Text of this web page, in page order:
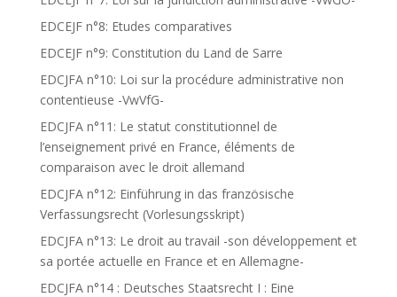
EDCEJF n°8: Etudes comparatives
EDCEJF n°9: Constitution du Land de Sarre
EDCJFA n°10: Loi sur la procédure administrative non
contentieuse -VwVfG-
EDCJFA n°11: Le statut constitutionnel de
l’enseignement privé en France, éléments de
comparaison avec le droit allemand
EDCJFA n°12: Einführung in das französische
Verfassungsrecht (Vorlesungsskript)
EDCJFA n°13: Le droit au travail -son développement et
sa portée actuelle en France et en Allemagne-
EDCJFA n°14 : Deutsches Staatsrecht I : Eine